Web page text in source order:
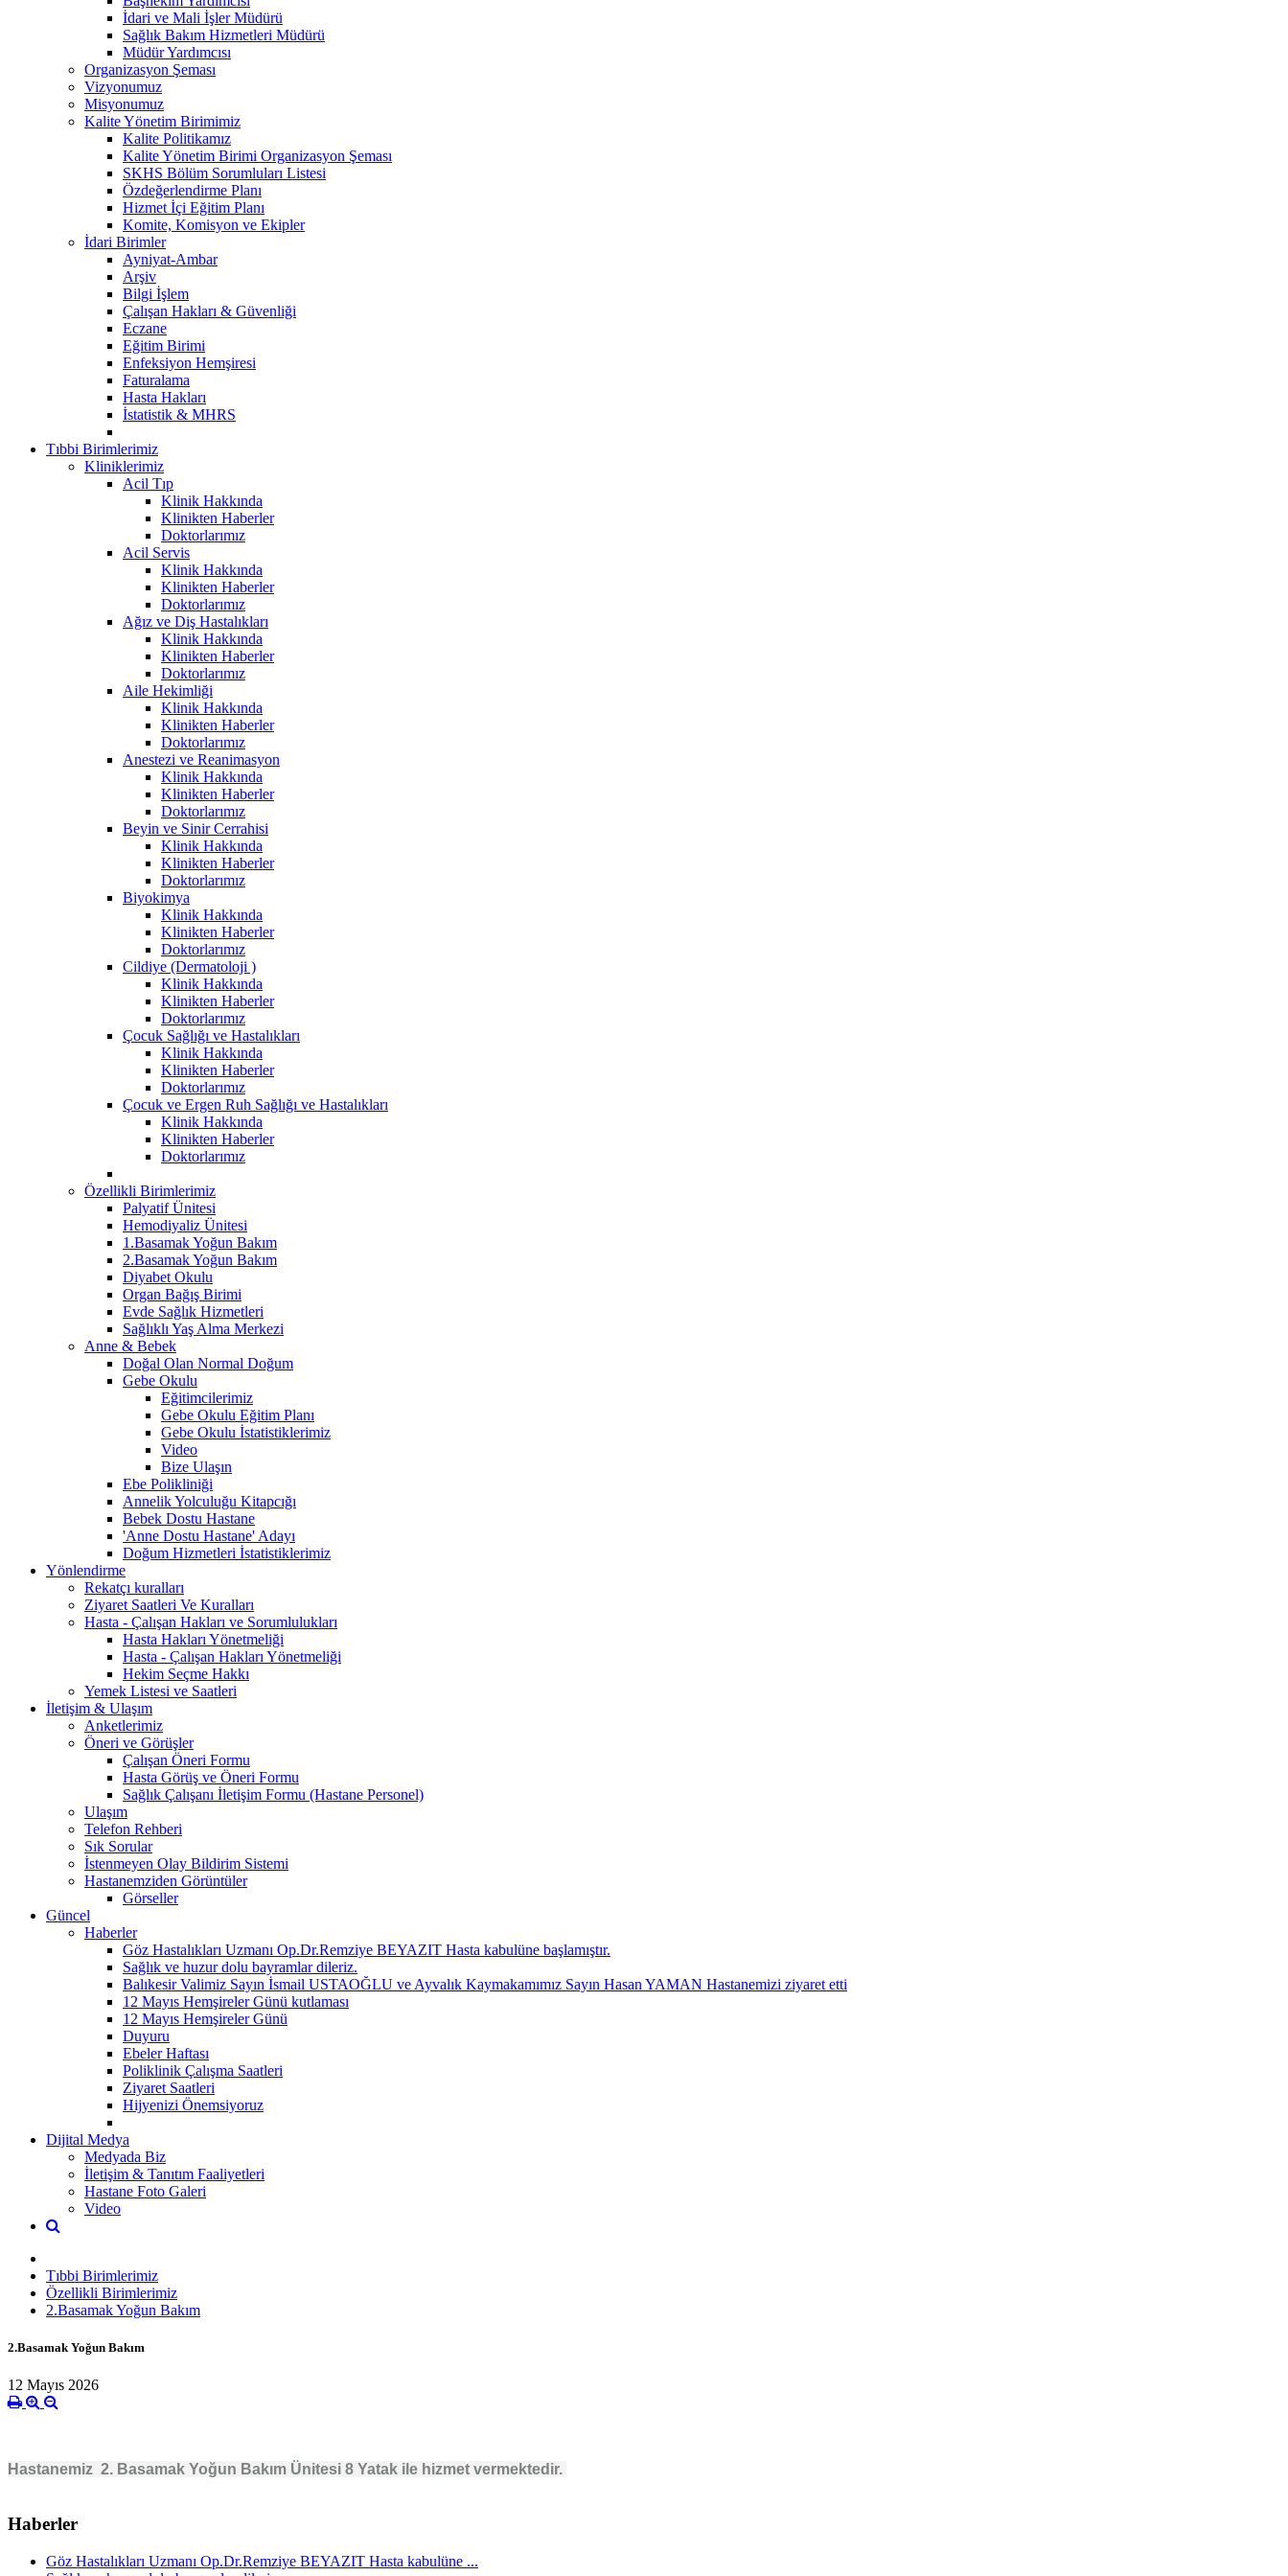
İdari ve Mali İşler Müdürü
Sağlık Bakım Hizmetleri Müdürü
Müdür Yardımcısı
Organizasyon Şeması
Vizyonumuz
Misyonumuz
Kalite Yönetim Birimimiz
Kalite Politikamız
Kalite Yönetim Birimi Organizasyon Şeması
SKHS Bölüm Sorumluları Listesi
Özdeğerlendirme Planı
Hizmet İçi Eğitim Planı
Komite, Komisyon ve Ekipler
İdari Birimler
Ayniyat-Ambar
Arşiv
Bilgi İşlem
Çalışan Hakları & Güvenliği
Eczane
Eğitim Birimi
Enfeksiyon Hemşiresi
Faturalama
Hasta Hakları
İstatistik & MHRS
Tıbbi Birimlerimiz
Kliniklerimiz
Acil Tıp
Klinik Hakkında
Klinikten Haberler
Doktorlarımız
Acil Servis
Klinik Hakkında
Klinikten Haberler
Doktorlarımız
Ağız ve Diş Hastalıkları
Klinik Hakkında
Klinikten Haberler
Doktorlarımız
Aile Hekimliği
Klinik Hakkında
Klinikten Haberler
Doktorlarımız
Anestezi ve Reanimasyon
Klinik Hakkında
Klinikten Haberler
Doktorlarımız
Beyin ve Sinir Cerrahisi
Klinik Hakkında
Klinikten Haberler
Doktorlarımız
Biyokimya
Klinik Hakkında
Klinikten Haberler
Doktorlarımız
Cildiye (Dermatoloji )
Klinik Hakkında
Klinikten Haberler
Doktorlarımız
Çocuk Sağlığı ve Hastalıkları
Klinik Hakkında
Klinikten Haberler
Doktorlarımız
Çocuk ve Ergen Ruh Sağlığı ve Hastalıkları
Klinik Hakkında
Klinikten Haberler
Doktorlarımız
Özellikli Birimlerimiz
Palyatif Ünitesi
Hemodiyaliz Ünitesi
1.Basamak Yoğun Bakım
2.Basamak Yoğun Bakım
Diyabet Okulu
Organ Bağış Birimi
Evde Sağlık Hizmetleri
Sağlıklı Yaş Alma Merkezi
Anne & Bebek
Doğal Olan Normal Doğum
Gebe Okulu
Eğitimcilerimiz
Gebe Okulu Eğitim Planı
Gebe Okulu İstatistiklerimiz
Video
Bize Ulaşın
Ebe Polikliniği
Annelik Yolculuğu Kitapcığı
Bebek Dostu Hastane
'Anne Dostu Hastane' Adayı
Doğum Hizmetleri İstatistiklerimiz
Yönlendirme
Rekatçı kuralları
Ziyaret Saatleri Ve Kuralları
Hasta - Çalışan Hakları ve Sorumlulukları
Hasta Hakları Yönetmeliği
Hasta - Çalışan Hakları Yönetmeliği
Hekim Seçme Hakkı
Yemek Listesi ve Saatleri
İletişim & Ulaşım
Anketlerimiz
Öneri ve Görüşler
Çalışan Öneri Formu
Hasta Görüş ve Öneri Formu
Sağlık Çalışanı İletişim Formu (Hastane Personel)
Ulaşım
Telefon Rehberi
Sık Sorular
İstenmeyen Olay Bildirim Sistemi
Hastanemziden Görüntüler
Görseller
Güncel
Haberler
Göz Hastalıkları Uzmanı Op.Dr.Remziye BEYAZIT Hasta kabulüne başlamıştır.
Sağlık ve huzur dolu bayramlar dileriz.
Balıkesir Valimiz Sayın İsmail USTAOĞLU ve Ayvalık Kaymakamımız Sayın Hasan YAMAN Hastanemizi ziyaret etti
12 Mayıs Hemşireler Günü kutlaması
12 Mayıs Hemşireler Günü
Duyuru
Ebeler Haftası
Poliklinik Çalışma Saatleri
Ziyaret Saatleri
Hijyenizi Önemsiyoruz
Dijital Medya
Medyada Biz
İletişim & Tanıtım Faaliyetleri
Hastane Foto Galeri
Video
Tıbbi Birimlerimiz
Özellikli Birimlerimiz
2.Basamak Yoğun Bakım
2.Basamak Yoğun Bakım
12 Mayıs 2026
Hastanemiz 2. Basamak Yoğun Bakım Ünitesi 8 Yatak ile hizmet vermektedir.
Haberler
Göz Hastalıkları Uzmanı Op.Dr.Remziye BEYAZIT Hasta kabulüne ...